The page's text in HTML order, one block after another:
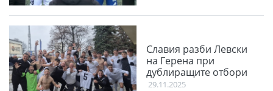
Славия разби Левски
на Герена при
дублиращите отбори
29.11.2025